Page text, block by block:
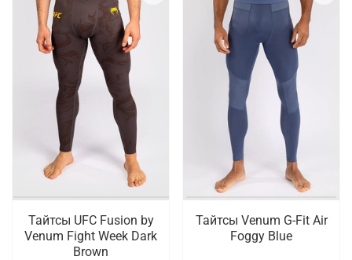
Тайтсы UFC Fusion by
Venum Fight Week Dark
Brown
Тайтсы Venum G-Fit Air
Foggy Blue